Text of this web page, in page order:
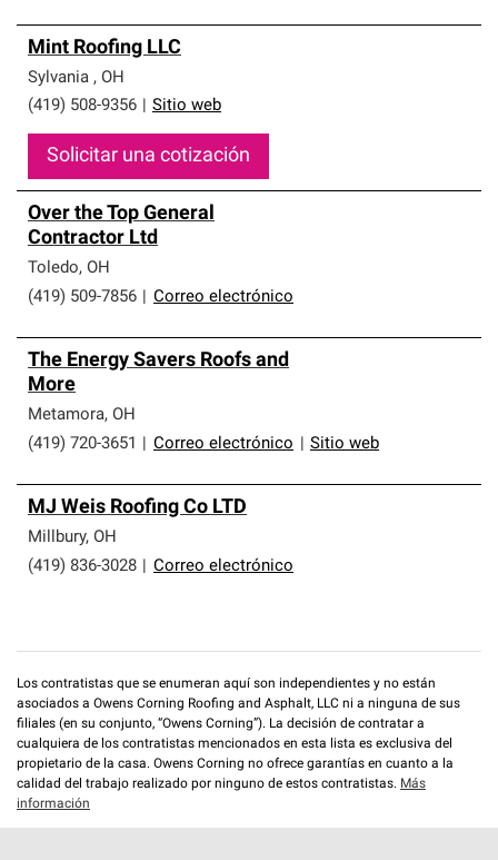
Mint Roofing LLC
Sylvania , OH
(419) 508-9356
Sitio web
Solicitar una cotización
Over the Top General
Contractor Ltd
Toledo, OH
(419) 509-7856
Correo electrónico
The Energy Savers Roofs and
More
Metamora, OH
(419) 720-3651
Correo electrónico Sitio web
MJ Weis Roofing Co LTD
Millbury, OH
(419) 836-3028
Correo electrónico
Los contratistas que se enumeran aquí son independientes y no están
asociados a Owens Corning Roofing and Asphalt, LLC ni a ninguna de sus
filiales (en su conjunto, “Owens Corning”). La decisión de contratar a
cualquiera de los contratistas mencionados en esta lista es exclusiva del
propietario de la casa. Owens Corning no ofrece garantías en cuanto a la
calidad del trabajo realizado por ninguno de estos contratistas. Más
información